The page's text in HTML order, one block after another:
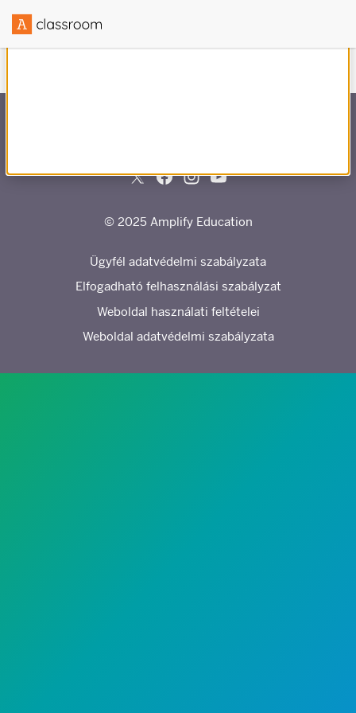
© 2025 Amplify Education
Ügyfél adatvédelmi szabályzata
Elfogadható felhasználási szabályzat
Weboldal használati feltételei
Weboldal adatvédelmi szabályzata